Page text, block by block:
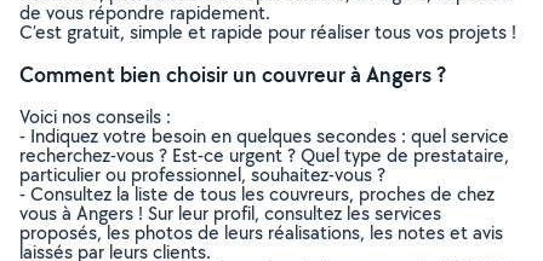
de vous répondre rapidement.
C’est gratuit, simple et rapide pour réaliser tous vos projets !
Comment bien choisir un couvreur à Angers ?
Voici nos conseils :
- Indiquez votre besoin en quelques secondes : quel service
recherchez-vous ? Est-ce urgent ? Quel type de prestataire,
particulier ou professionnel, souhaitez-vous ?
- Consultez la liste de tous les couvreurs, proches de chez
vous à Angers ! Sur leur profil, consultez les services
proposés, les photos de leurs réalisations, les notes et avis
laissés par leurs clients.